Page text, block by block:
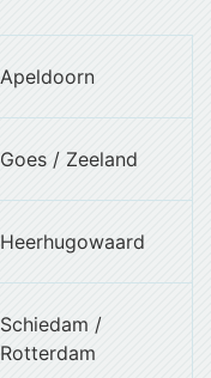
Apeldoorn
Goes / Zeeland
Heerhugowaard
Schiedam /
Rotterdam